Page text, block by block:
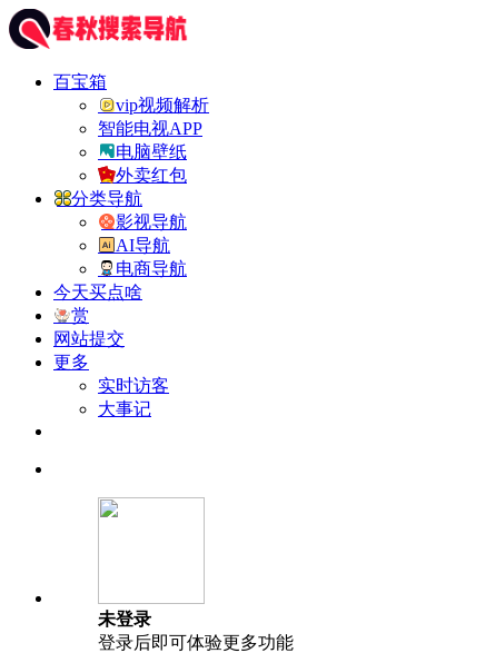
百宝箱
vip视频解析
智能电视APP
电脑壁纸
外卖红包
分类导航
影视导航
AI导航
电商导航
今天买点啥
赏
网站提交
更多
实时访客
大事记
未登录
登录后即可体验更多功能